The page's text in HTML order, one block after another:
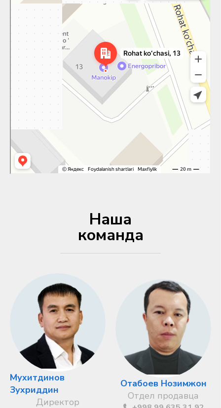
Наша
команда
Мухитдинов
Зухриддин
Директор
Отабоев Нозимжон
Отдел продавца